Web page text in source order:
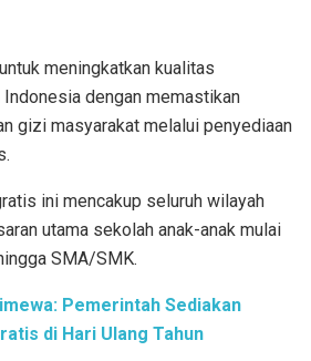
meningkatkan kualitas
dengan memastikan
gizi masyarakat melalui penyediaan
ini mencakup seluruh wilayah
utama sekolah anak-anak mulai
SMA/SMK.
Pemerintah Sediakan
di Hari Ulang Tahun